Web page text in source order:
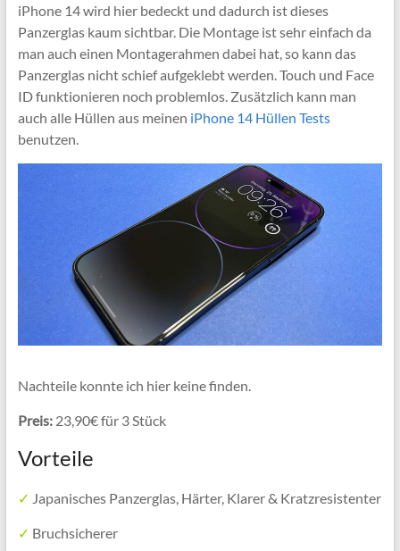
iPhone 14 wird hier bedeckt und dadurch ist dieses
Panzerglas kaum sichtbar. Die Montage ist sehr einfach da
man auch einen Montagerahmen dabei hat, so kann das
Panzerglas nicht schief aufgeklebt werden. Touch und Face
ID funktionieren noch problemlos. Zusätzlich kann man
auch alle Hüllen aus meinen iPhone 14 Hüllen Tests
benutzen.
Nachteile konnte ich hier keine finden.
Preis:23,90€ für 3 Stück
Vorteile
✓ Japanisches Panzerglas, Härter, Klarer & Kratzresistenter
✓ Bruchsicherer